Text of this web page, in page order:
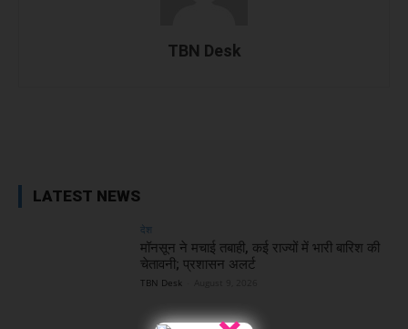
TBN Desk
LATEST NEWS
देश
मॉनसून ने मचाई तबाही, कई राज्यों में भारी बारिश की
चेतावनी; प्रशासन अलर्ट
TBN Desk